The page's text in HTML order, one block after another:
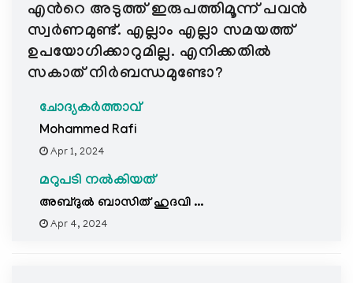
N
a
v
i
എന്‍റെ അടുത്ത് ഇരുപത്തിമൂന്ന് പവൻ
സ്വർണമുണ്ട്. എല്ലാം എല്ലാ സമയത്ത്
ഉപയോഗിക്കാറുമില്ല. എനിക്കതിൽ
സകാത് നിർബന്ധമുണ്ടോ?
ചോദ്യകർത്താവ്
Mohammed Rafi
Apr 1, 2024
മറുപടി നൽകിയത്
അബ്ദുൽ ബാസിത് ഹുദവി ...
Apr 4, 2024